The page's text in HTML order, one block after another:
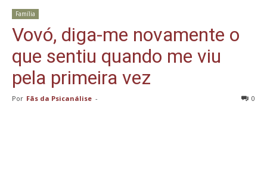
Família
Vovó, diga-me novamente o
que sentiu quando me viu
pela primeira vez
Por Fãs da Psicanálise - 0